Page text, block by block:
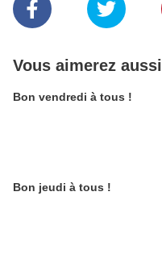
Vous aimerez aussi
Bon vendredi à tous !
Bon jeudi à tous !